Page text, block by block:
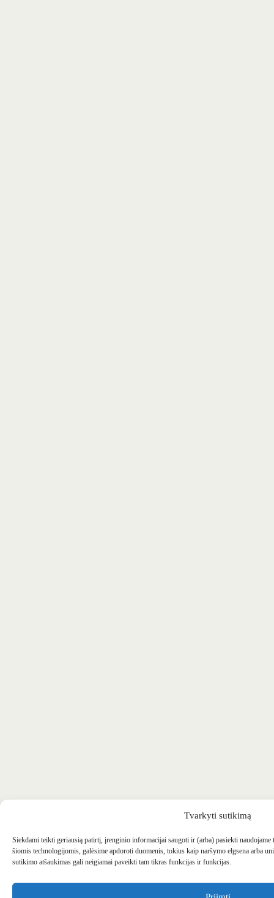
Tvarkyti sutikimą
Siekdami teikti geriausią patirtį, įrenginio informacijai saugoti ir (arba) pasiekti
šiomis technologijomis, galėsime apdoroti duomenis, tokius kaip naršymo elgsena arba
sutikimo atšaukimas gali neigiamai paveikti tam tikras funkcijas ir funkcijas.